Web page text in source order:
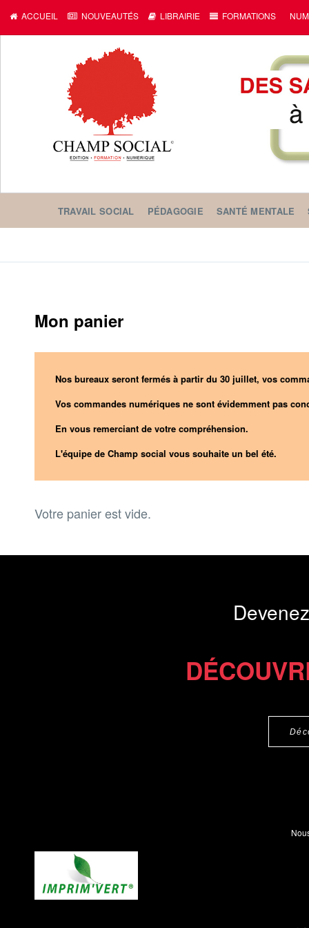
ACCUEIL NOUVEAUTÉS LIBRAIRIE FORMATIONS
TRAVAIL SOCIAL PÉDAGOGIE SANTÉ MENTALE
Mon panier
Nos bureaux seront fermés à partir du 30 juillet, vos
Vos commandes numériques ne sont évidemment pas
En vous remerciant de votre compréhension.
L'équipe de Champ social vous souhaite un bel été.
Votre panier est vide.